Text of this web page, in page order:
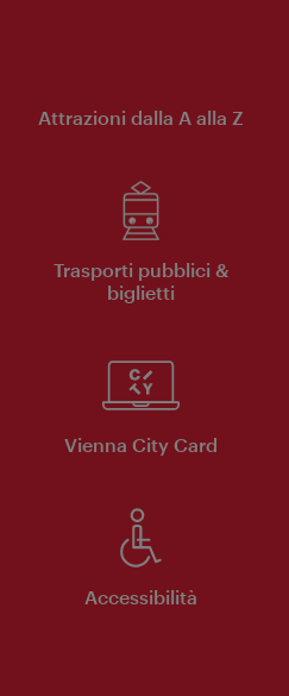
Attrazioni dalla A alla Z
Trasporti pubblici &
biglietti
Vienna City Card
Accessibilità